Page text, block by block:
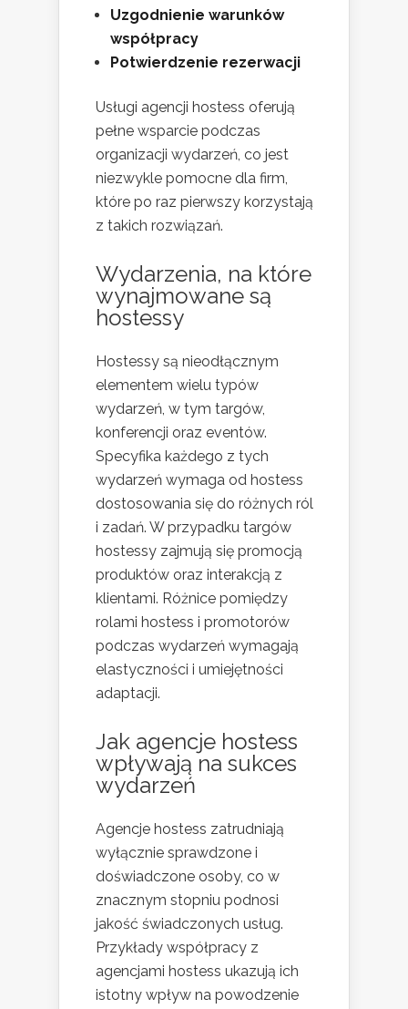
Uzgodnienie warunków
współpracy
Potwierdzenie rezerwacji
Usługi agencji hostess oferują
pełne wsparcie podczas
organizacji wydarzeń, co jest
niezwykle pomocne dla firm,
które po raz pierwszy korzystają
z takich rozwiązań.
Wydarzenia, na które
wynajmowane są
hostessy
Hostessy są nieodłącznym
elementem wielu typów
wydarzeń, w tym targów,
konferencji oraz eventów.
Specyfika każdego z tych
wydarzeń wymaga od hostess
dostosowania się do różnych ról
i zadań. W przypadku targów
hostessy zajmują się promocją
produktów oraz interakcją z
klientami. Różnice pomiędzy
rolami hostess i promotorów
podczas wydarzeń wymagają
elastyczności i umiejętności
adaptacji.
Jak agencje hostess
wpływają na sukces
wydarzeń
Agencje hostess zatrudniają
wyłącznie sprawdzone i
doświadczone osoby, co w
znacznym stopniu podnosi
jakość świadczonych usług.
Przykłady współpracy z
agencjami hostess ukazują ich
istotny wpływ na powodzenie